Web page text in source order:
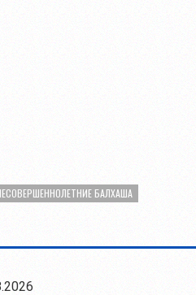
БАЛХАША